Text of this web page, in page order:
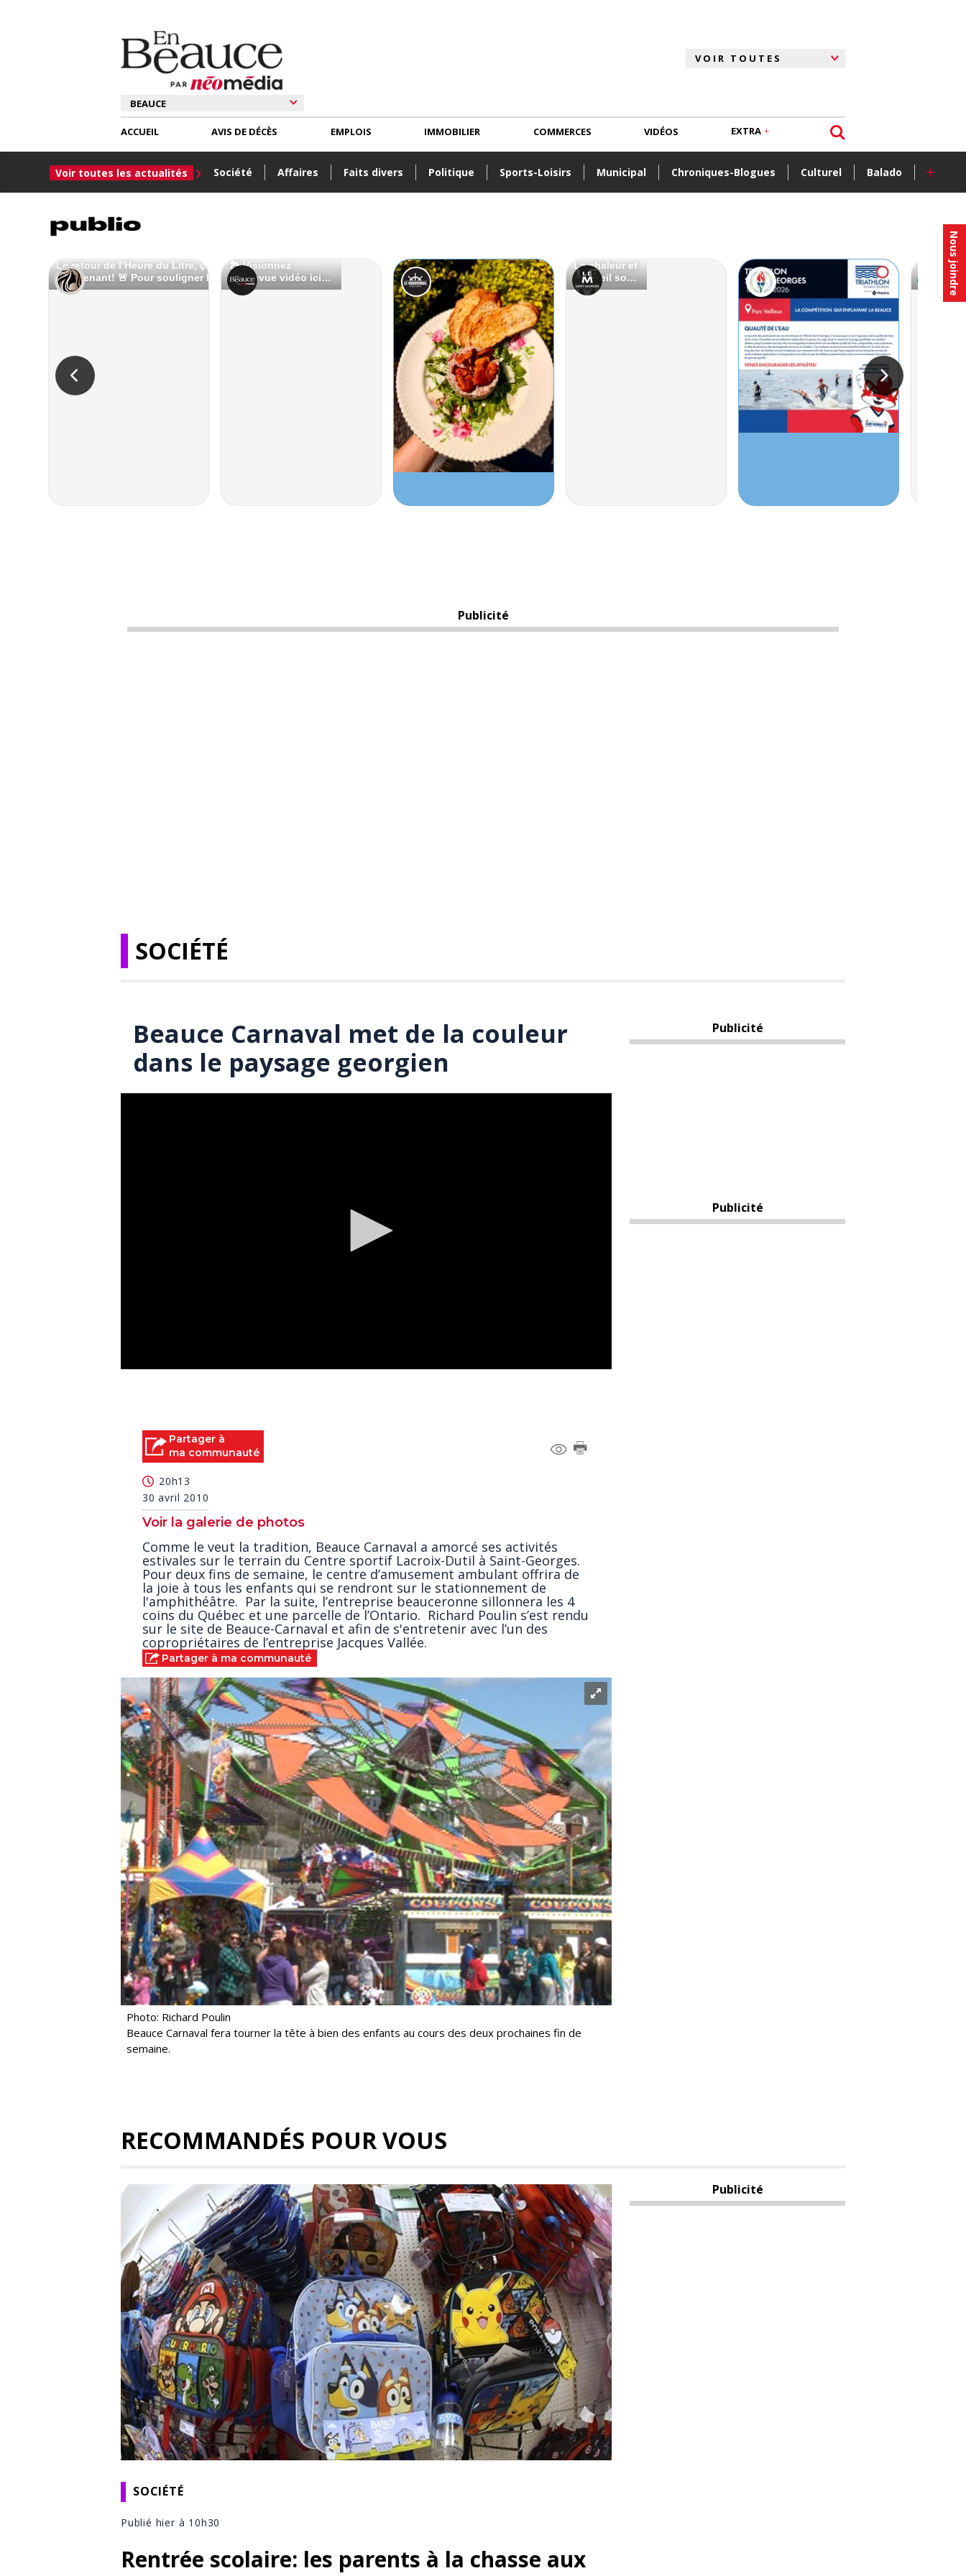
Nous joindre
ACCUEIL
Voir toutes les actualités Société Affaires Faits divers Politique Sports-Loisirs Municipal Chroniques-Blogues Culturel Balado +
AVIS DE DÉCÈS EMPLOIS IMMOBILIER COMMERCES VIDÉOS EXTRA
Publicité
SOCIÉTÉ
Beauce Carnaval met de la couleur
dans le paysage georgien
90%
Partager à
ma communauté
20h13
30 avril 2010
Voir la galerie de photos
Comme le veut la tradition, Beauce Carnaval a amorcé ses activités
estivales sur le terrain du Centre sportif Lacroix-Dutil à Saint-Georges.
Pour deux fins de semaine, le centre d’amusement ambulant offrira de
la joie à tous les enfants qui se rendront sur le stationnement de
l'amphithéâtre. Par la suite, l’entreprise beauceronne sillonnera les 4
coins du Québec et une parcelle de l’Ontario. Richard Poulin s’est rendu
sur le site de Beauce-Carnaval et afin de s'entretenir avec l’un des
copropriétaires de l’entreprise Jacques Vallée.
Partager à ma communauté
Photo: Richard Poulin
Beauce Carnaval fera tourner la tête à bien des enfants au cours des deux prochaines fin de
semaine.
Publicité
Publicité
RECOMMANDÉS POUR VOUS
SOCIÉTÉ
Publié hier à 10h30
Rentrée scolaire: les parents à la chasse aux
Publicité